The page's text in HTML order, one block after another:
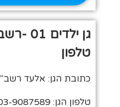
טלפון
כתובת הגן: אלעד רשב"י 32
טלפון הגן: 03-9087589